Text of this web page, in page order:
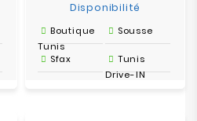
Disponibilité
Boutique
Tunis
Sousse
Sfax
Tunis
Drive-IN